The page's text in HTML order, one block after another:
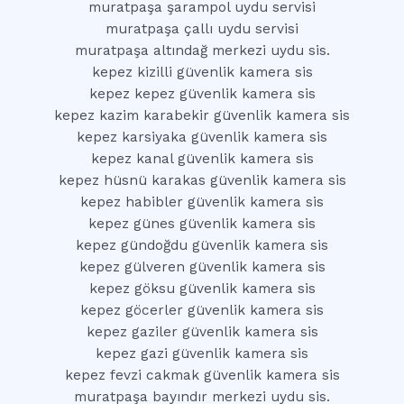
muratpaşa şarampol uydu servisi
muratpaşa çallı uydu servisi
muratpaşa altındağ merkezi uydu sis.
kepez kizilli güvenlik kamera sis
kepez kepez güvenlik kamera sis
kepez kazim karabekir güvenlik kamera sis
kepez karsiyaka güvenlik kamera sis
kepez kanal güvenlik kamera sis
kepez hüsnü karakas güvenlik kamera sis
kepez habibler güvenlik kamera sis
kepez günes güvenlik kamera sis
kepez gündoğdu güvenlik kamera sis
kepez gülveren güvenlik kamera sis
kepez göksu güvenlik kamera sis
kepez göcerler güvenlik kamera sis
kepez gaziler güvenlik kamera sis
kepez gazi güvenlik kamera sis
kepez fevzi cakmak güvenlik kamera sis
muratpaşa bayındır merkezi uydu sis.